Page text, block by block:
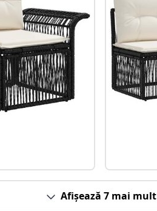
Afișează 7 mai mult